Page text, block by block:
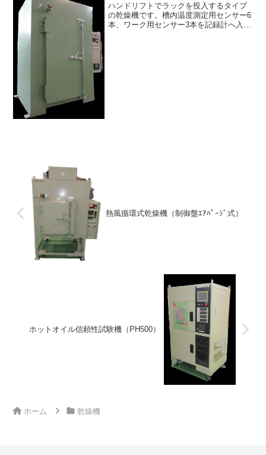
ハンドリフトでラックを投入するタイプ
の乾燥機です。槽内温度測定用センサー6
本、ワーク用センサー3本を記録計へ入力
熱風循環式乾燥機（制御盤ｴｱﾊﾟｰｼﾞ式）
ホットオイル信頼性試験機（PH500）
ホーム 乾燥機